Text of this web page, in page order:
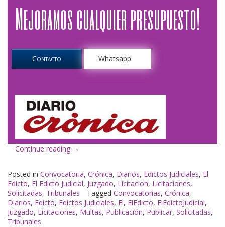
Mejoramos cualquier presupuesto!
Contacto Whatsapp
Continue reading «El
Crónica»
→
Posted in Convocatoria, Crónica, Diarios, Edictos Judiciales, El
Edicto, El Edicto Judicial, Juzgado, Licitacion, Licitaciones,
Solicitadas, Tribunales Tagged Convocatorias, Crónica,
Diarios, Edicto, Edictos Judiciales, El, ElEdicto, ElEdictoJudicial,
Juzgado, Licitaciones, Multas, Publicación, Publicar, Solicitadas,
Tribunales